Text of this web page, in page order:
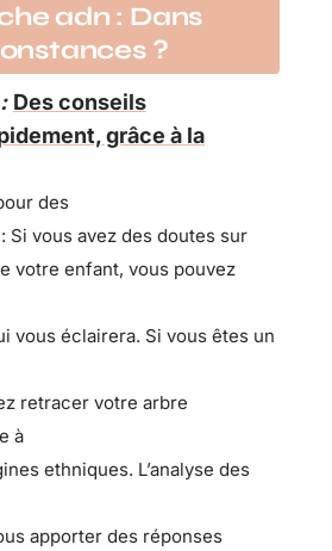
adn : Dans
?
Des conseils
grâce à la
des
: Si vous avez des doutes sur
votre enfant, vous pouvez
vous éclairera. Si vous êtes un
retracer votre arbre
à
ethniques. L’analyse des
apporter des réponses